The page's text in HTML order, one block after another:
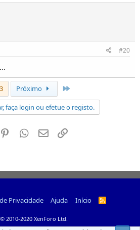
#20
Próximo
faça login ou efetue o registo.
PinterestWhatsapp
Email
Privacidade Ajuda Início
R
© 2010-2020 XenForo Ltd.